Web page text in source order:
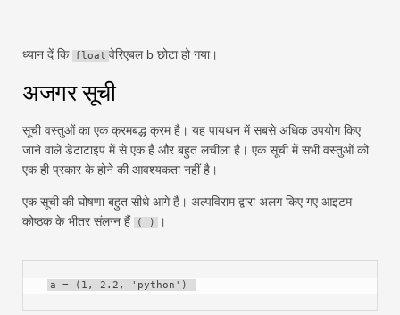
ध्यान दें कि float वेरिएबल b छोटा हो गया।
अजगर सूची
सूची वस्तुओं का एक क्रमबद्ध क्रम है। यह पायथन में सबसे अधिक उपयोग किए
जाने वाले डेटाटाइप में से एक है और बहुत लचीला है। एक सूची में सभी वस्तुओं को
एक ही प्रकार के होने की आवश्यकता नहीं है।
एक सूची की घोषणा बहुत सीधे आगे है। अल्पविराम द्वारा अलग किए गए आइटम
कोष्ठक के भीतर संलग्न हैं
( ) ।
a = (1, 2.2, 'python')